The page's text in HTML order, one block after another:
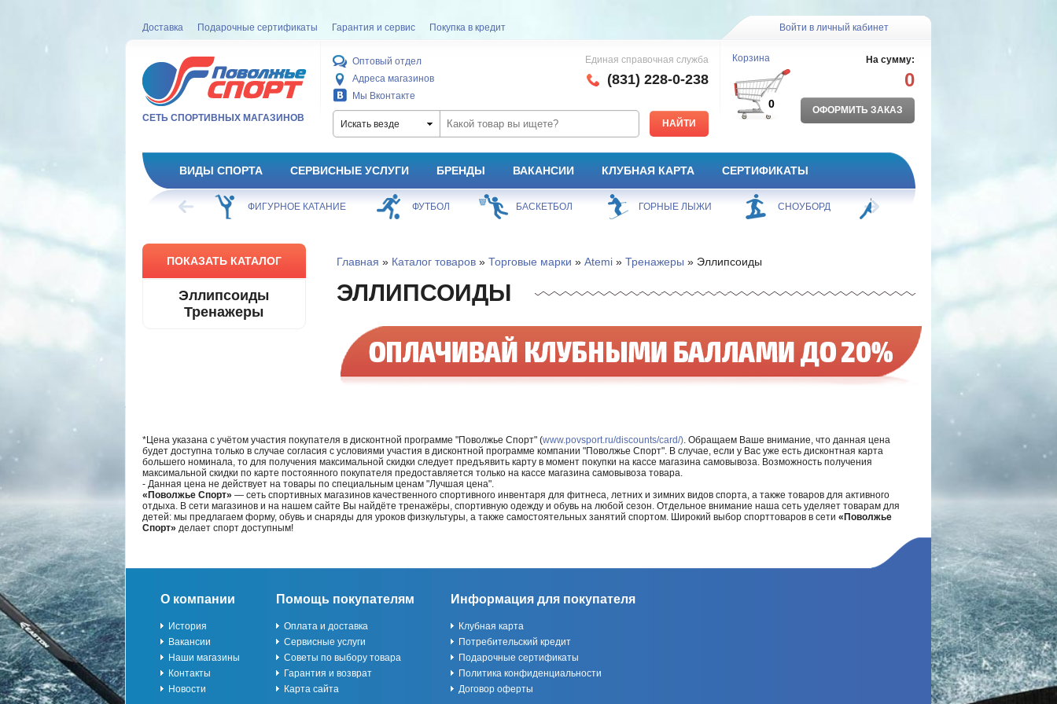
Доставка Подарочные сертификаты Гарантия и сервис Покупка в кредит Войти в личный кабинет
СЕТЬ СПОРТИВНЫХ МАГАЗИНОВ
Оптовый отдел
Адреса магазинов
Мы Вконтакте
Единая справочная служба
(831) 228-0-238
Искать везде
Корзина
0
На сумму:
0
ОФОРМИТЬ ЗАКАЗ
ВИДЫ СПОРТА СЕРВИСНЫЕ УСЛУГИ БРЕНДЫ ВАКАНСИИ КЛУБНАЯ КАРТА СЕРТИФИКАТЫ
ХОККЕЙ ФИГУРНОЕ КАТАНИЕ ФУТБОЛ БАСКЕТБОЛ ГОРНЫЕ ЛЫЖИ СНОУБОРД
ПОКАЗАТЬ КАТАЛОГ
Эллипсоиды
Тренажеры
Главная » Каталог товаров» Торговые марки » Atemi» Тренажеры » Эллипсоиды
ЭЛЛИПСОИДЫ
*Цена указана с учётом участия покупателя в дисконтной программе "Поволжье Спорт" (www.povsport.ru/discounts/card/). Обращаем Ваше внимание, что данная цена
будет доступна только в случае согласия с условиями участия в дисконтной программе компании "Поволжье Спорт". В случае, если у Вас уже есть дисконтная карта
большего номинала, то для получения максимальной скидки следует предъявить карту в момент покупки на кассе магазина самовывоза. Возможность получения
максимальной скидки по карте постоянного покупателя предоставляется только на кассе магазина самовывоза товара.
- Данная цена не действует на товары по специальным ценам "Лучшая цена".
«Поволжье Спорт» — сеть спортивных магазинов качественного спортивного инвентаря для фитнеса, летних и зимних видов спорта, а также товаров для активного
отдыха. В сети магазинов и на нашем сайте Вы найдёте тренажёры, спортивную одежду и обувь на любой сезон. Отдельное внимание наша сеть уделяет товарам для
детей: мы предлагаем форму, обувь и снаряды для уроков физкультуры, а также самостоятельных занятий спортом. Широкий выбор спорттоваров в сети «Поволжье
Спорт» делает спорт доступным!
О компании
История
Вакансии
Наши магазины
Контакты
Новости
Помощь покупателям
Оплата и доставка
Сервисные услуги
Советы по выбору товара
Гарантия и возврат
Карта сайта
Информация для покупателя
Клубная карта
Потребительский кредит
Подарочные сертификаты
Политика конфиденциальности
Договор оферты